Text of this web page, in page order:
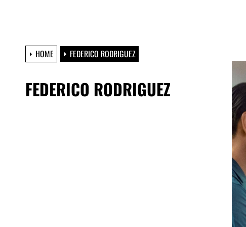
HOME FEDERICO RODRIGUEZ
FEDERICO RODRIGUEZ